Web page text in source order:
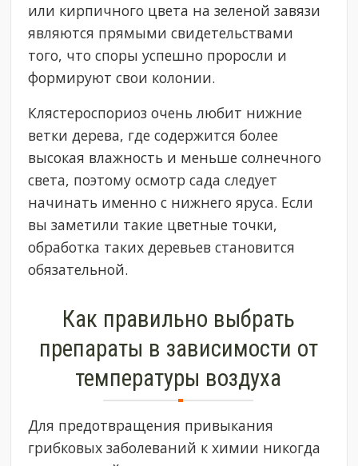
или кирпичного цвета на зеленой завязи
являются прямыми свидетельствами
того, что споры успешно проросли и
формируют свои колонии.
Клястероспориоз очень любит нижние
ветки дерева, где содержится более
высокая влажность и меньше солнечного
света, поэтому осмотр сада следует
начинать именно с нижнего яруса. Если
вы заметили такие цветные точки,
обработка таких деревьев становится
обязательной.
Как правильно выбрать
препараты в зависимости от
температуры воздуха
Для предотвращения привыкания
грибковых заболеваний к химии никогда